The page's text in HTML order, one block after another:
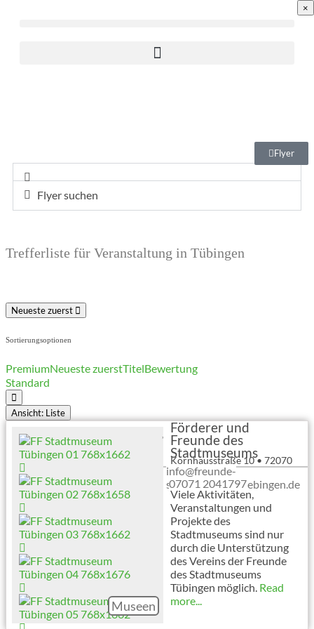
Flyer
Flyer suchen
Trefferliste für Veranstaltung in Tübingen
Neueste zuerst
Sortierungsoptionen
PremiumNeueste zuerstTitelBewertung
Standard
Ansicht: Liste
Museen
Förderer und
Freunde des
Stadtmuseums
Kornhausstraße 10•72070
Tübingen
info@freunde-
stadtmuseum-tuebingen.de
07071 2041797
Viele Aktivitäten,
Veranstaltungen und
Projekte des
Stadtmuseums sind nur
durch die Unterstützung
des Vereins der Freunde
des Stadtmuseums
Tübingen möglich. Read
more...
×